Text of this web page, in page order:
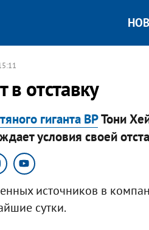
в отставку
гиганта BPТони
условия своей
источников в
сутки.